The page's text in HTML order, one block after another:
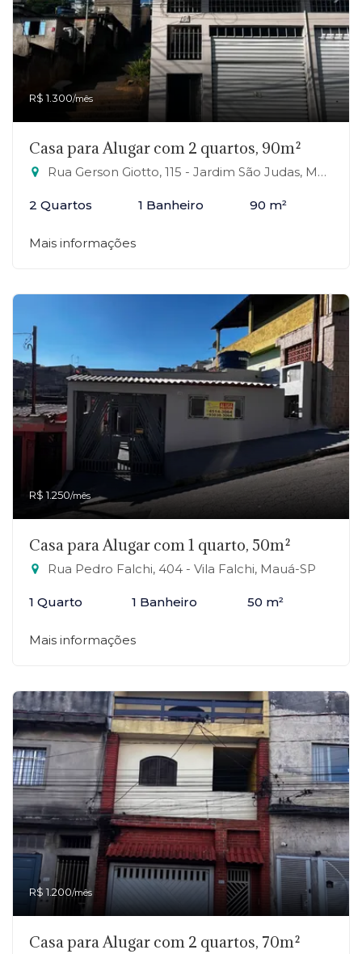
R$ 1.300/mês
Casa para Alugar com 2 quartos, 90m²
Rua Gerson Giotto, 115 - Jardim São Judas, Mauá-SP
2 Quartos 1 Banheiro 90 m²
Mais informações
R$ 1.250/mês
Casa para Alugar com 1 quarto, 50m²
Rua Pedro Falchi, 404 - Vila Falchi, Mauá-SP
1 Quarto 1 Banheiro 50 m²
Mais informações
R$ 1.200/mês
Casa para Alugar com 2 quartos, 70m²